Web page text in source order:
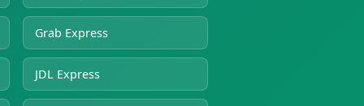
Grab Express
JDL Express